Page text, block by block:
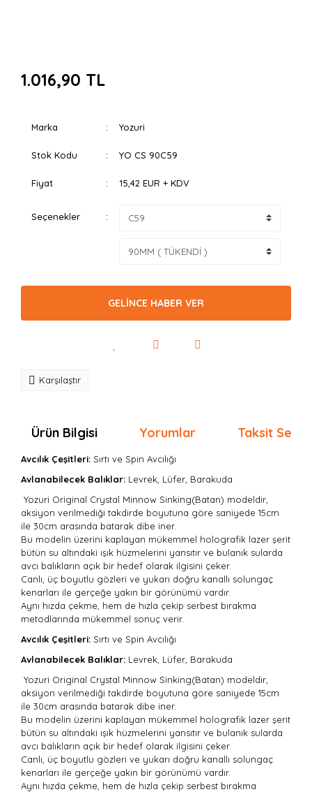
1.016,90 TL
Marka Yozuri
Stok Kodu YO CS 90C59
Fiyat 15,42 EUR + KDV
Seçenekler
GELİNCE HABER VER
Karşılaştır
Ürün Bilgisi Yorumlar Taksit
Avcılık Çeşitleri: Sırtı ve Spin Avcılığı
Avlanabilecek Balıklar: Levrek, Lüfer, Barakuda
Yozuri Original Crystal Minnow Sinking(Batan) modeldir,
aksiyon verilmediği takdirde boyutuna göre saniyede 15cm
ile 30cm arasında batarak dibe iner.
Bu modelin üzerini kaplayan mükemmel holografik lazer şerit
bütün su altındaki ışık hüzmelerini yansıtır ve bulanık sularda
avcı balıkların açık bir hedef olarak ilgisini çeker.
Canlı, üç boyutlu gözleri ve yukarı doğru kanallı solungaç
kenarları ile gerçeğe yakın bir görünümü vardır.
Aynı hızda çekme, hem de hızla çekip serbest bırakma
metodlarında mükemmel sonuç verir.
Avcılık Çeşitleri: Sırtı ve Spin Avcılığı
Avlanabilecek Balıklar: Levrek, Lüfer, Barakuda
Yozuri Original Crystal Minnow Sinking(Batan) modeldir,
aksiyon verilmediği takdirde boyutuna göre saniyede 15cm
ile 30cm arasında batarak dibe iner.
Bu modelin üzerini kaplayan mükemmel holografik lazer şerit
bütün su altındaki ışık hüzmelerini yansıtır ve bulanık sularda
avcı balıkların açık bir hedef olarak ilgisini çeker.
Canlı, üç boyutlu gözleri ve yukarı doğru kanallı solungaç
kenarları ile gerçeğe yakın bir görünümü vardır.
Aynı hızda çekme, hem de hızla çekip serbest bırakma